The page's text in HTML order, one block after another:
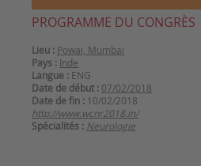
PROGRAMME DU CONGRÈS
Lieu : Powai, Mumbai
Pays : Inde
Langue : ENG
Date de début : 07/02/2018
Date de fin : 10/02/2018
http://www.wcnr2018.in/
Spécialités : Neurologie